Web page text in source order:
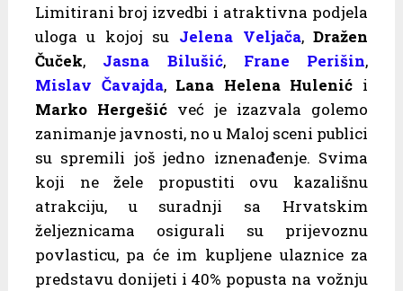
Limitirani broj izvedbi i atraktivna podjela
uloga u kojoj su Jelena Veljača,Dražen
Čuček, Jasna Bilušić, Frane Perišin,
Mislav Čavajda, Lana Helena Hulenić i
Marko Hergešićveć je izazvala golemo
zanimanje javnosti, no u Maloj sceni publici
su spremili još jedno iznenađenje. Svima
koji ne žele propustiti ovu kazališnu
atrakciju, u suradnji sa Hrvatskim
željeznicama osigurali su prijevoznu
povlasticu, pa će im kupljene ulaznice za
predstavu donijeti i 40% popusta na vožnju